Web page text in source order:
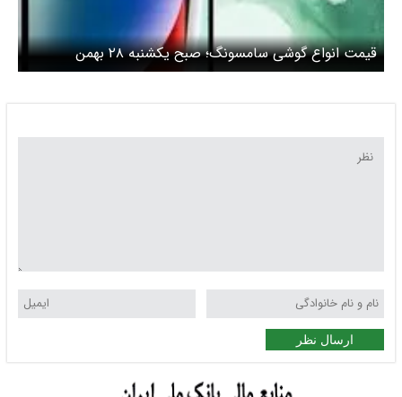
قیمت انواع گوشی سامسونگ؛ صبح یکشنبه ۲۸ بهمن
ارسال نظر